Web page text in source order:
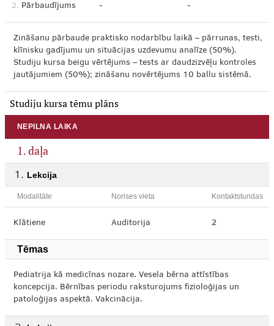
2. Pārbaudījums - -
Zināšanu pārbaude praktisko nodarbību laikā – pārrunas, testi,
klīnisku gadījumu un situācijas uzdevumu analīze (50%).
Studiju kursa beigu vērtējums – tests ar daudzizvēļu kontroles
jautājumiem (50%); zināšanu novērtējums 10 ballu sistēmā.
Studiju kursa tēmu plāns
NEPILNA LAIKA
1. daļa
Lekcija
Modalitāte Norises vieta Kontaktstundas
Klātiene Auditorija 2
Tēmas
Pediatrija kā medicīnas nozare. Vesela bērna attīstības
koncepcija. Bērnības periodu raksturojums fizioloģijas un
patoloģijas aspektā. Vakcinācija.